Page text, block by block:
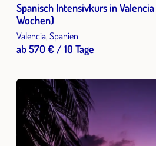
Spanisch Intensivkurs in
Wochen)
Valencia, Spanien
ab 570 € / 10 Tage